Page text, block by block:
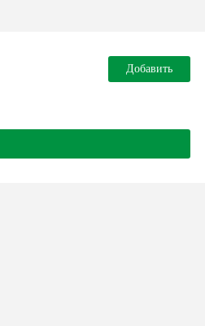
Добавить